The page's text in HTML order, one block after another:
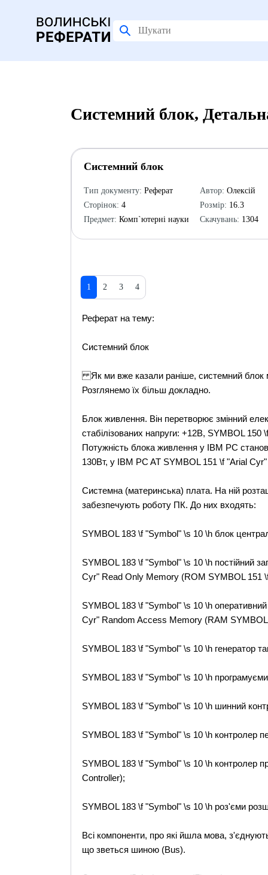
Системний блок,
Системний блок
Тип документу: Реферат
Сторінок: 4
Предмет: Комп`ютерні науки
Автор: Олексій
Розмір: 16.3
Скачувань: 1304
1 2 3 4
Реферат на тему:
Системний блок
Як ми вже казали ранiше, системний блок
Розглянемо їх бiльш докладно.
Блок живлення. Вiн перетворює змiнний
стабiлiзованих напруги: +12В, SYMBOL
Потужнiсть блока живлення у IBM PC
130Вт, у IBM PC AT SYMBOL 151 \f "Arial
Системна (материнська) плата. На нiй
забезпечують роботу ПК. До них входять:
SYMBOL 183 \f "Symbol" \s 10 \h блок
SYMBOL 183 \f "Symbol" \s 10 \h постiйний
Cyr" Read Only Memory (ROM SYMBOL 151
SYMBOL 183 \f "Symbol" \s 10 \h
Cyr" Random Access Memory (RAM
SYMBOL 183 \f "Symbol" \s 10 \h генератор
SYMBOL 183 \f "Symbol" \s 10 \h
SYMBOL 183 \f "Symbol" \s 10 \h шинний
SYMBOL 183 \f "Symbol" \s 10 \h контролер
SYMBOL 183 \f "Symbol" \s 10 \h контролер
Controller);
SYMBOL 183 \f "Symbol" \s 10 \h роз'єми
Всi компоненти, про якi йшла мова,
що зветься шиною (Bus).